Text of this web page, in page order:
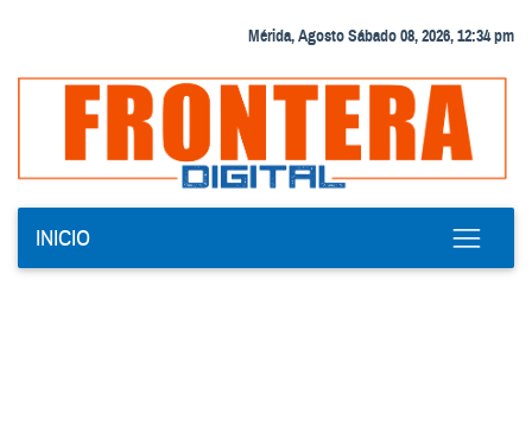
Mérida, Agosto Sábado 08, 2026, 12:34 pm
INICIO